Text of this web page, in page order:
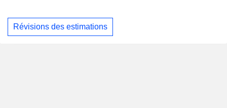
Révisions des estimations